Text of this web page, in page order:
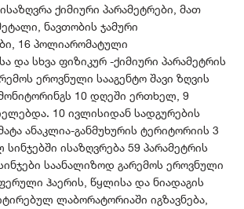
ქიმიური პარამეტრები, მათ
ნავთობის ჯამური
16 პოლიარომატული
და სხვა ფიზიკურ -ქიმიური პარამეტრის
ეროვნული სააგენტო შავი ზღვის
10 დღეში ერთხელ, 9
10 ივლისიდან სადგურების
ანაკლია-განმუხურის ტერიტორიის 3
ისაზღვრება 59 პარამეტრის
საანალიზოდ გარემოს ეროვნული
ჰაერის, წყლისა და ნიადაგის
ლაბორატორიაში იგზავნება,